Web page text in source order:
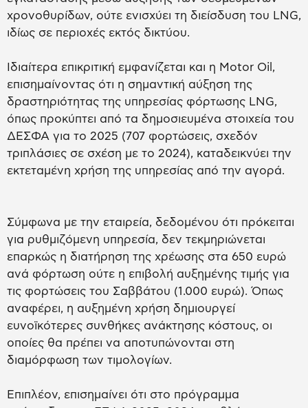
χρονοθυρίδων, ούτε ενισχύει τη διείσδυση του LNG,
ιδίως σε περιοχές εκτός δικτύου.
Ιδιαίτερα επικριτική εμφανίζεται και η Motor Oil,
επισημαίνοντας ότι η σημαντική αύξηση της
δραστηριότητας της υπηρεσίας φόρτωσης LNG,
όπως προκύπτει από τα δημοσιευμένα στοιχεία του
ΔΕΣΦΑ για το 2025 (707 φορτώσεις, σχεδόν
τριπλάσιες σε σχέση με το 2024), καταδεικνύει την
εκτεταμένη χρήση της υπηρεσίας από την αγορά.
Σύμφωνα με την εταιρεία, δεδομένου ότι πρόκειται
για ρυθμιζόμενη υπηρεσία, δεν τεκμηριώνεται
επαρκώς η διατήρηση της χρέωσης στα 650 ευρώ
ανά φόρτωση ούτε η επιβολή αυξημένης τιμής για
τις φορτώσεις του Σαββάτου (1.000 ευρώ). Όπως
αναφέρει, η αυξημένη χρήση δημιουργεί
ευνοϊκότερες συνθήκες ανάκτησης κόστους, οι
οποίες θα πρέπει να αποτυπώνονται στη
διαμόρφωση των τιμολογίων.
Επιπλέον, επισημαίνει ότι στο πρόγραμμα